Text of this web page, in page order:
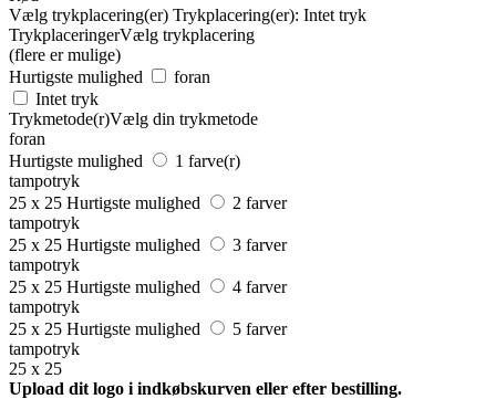
Vælg trykplacering(er) Trykplacering(er): Intet tryk
TrykplaceringerVælg trykplacering
(flere er mulige)
Hurtigste mulighed
foran
Intet tryk
Trykmetode(r)Vælg din trykmetode
foran
Hurtigste mulighed
1 farve(r)
tampotryk
25 x 25 Hurtigste mulighed
2 farver
tampotryk
25 x 25 Hurtigste mulighed
3 farver
tampotryk
25 x 25 Hurtigste mulighed
4 farver
tampotryk
25 x 25 Hurtigste mulighed
5 farver
tampotryk
25 x 25
Upload dit logo i indkøbskurven eller efter bestilling.